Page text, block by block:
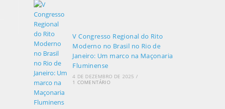
V Congresso Regional do Rito
Moderno no Brasil no Rio de
Janeiro: Um marco na Maçonaria
Fluminense
4 DE DEZEMBRO DE 2025 /
1 COMENTÁRIO